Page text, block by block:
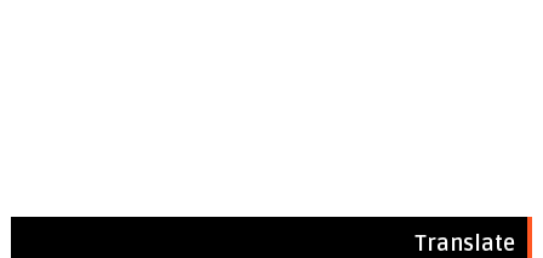
Translate